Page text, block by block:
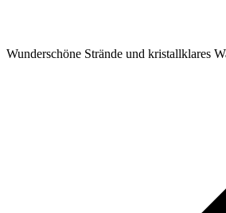
Wunderschöne Strände und kristallklares